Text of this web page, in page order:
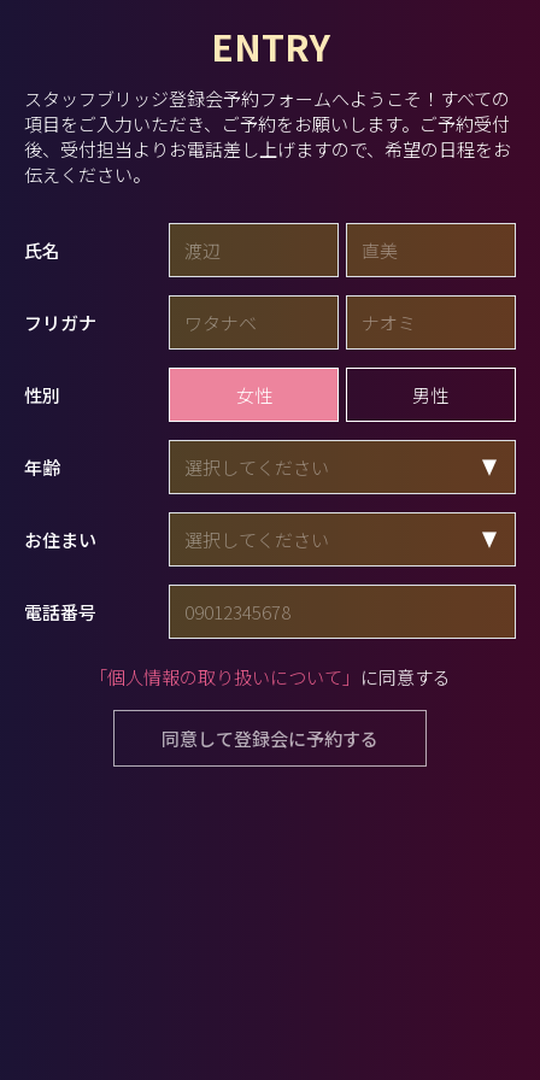
ENTRY
スタッフブリッジ登録会予約フォームへようこそ！ すべての
項目をご入力いただき、ご予約をお願いします。 ご予約受付
後、受付担当よりお電話差し上げますので、希望の日程をお
伝えください。
氏名
フリガナ
性別 女性 男性
年齢
お住まい
電話番号
「個人情報の取り扱いについて」 に同意する
同意して登録会に予約する